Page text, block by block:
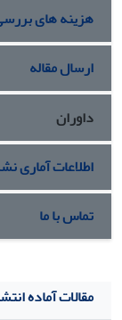
برشمرد. در
هنجارهای
هزینه های
ارسال مقاله
داوران
اطلاعات آماری
تماس با ما
مقالات آماده